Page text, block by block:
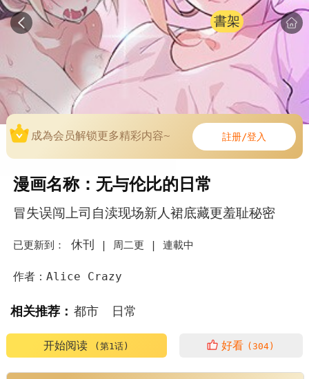
書架
成為会员解锁更多精彩内容~ 註册/登入
漫画名称：无与伦比的日常
冒失误闯上司自渎现场‌新人裙底藏更羞耻秘密
已更新到： 休刊 | 周二更 | 連載中
作者：Alice Crazy
相关推荐： 都市 日常
开始阅读 (第1话) 好看 (304)